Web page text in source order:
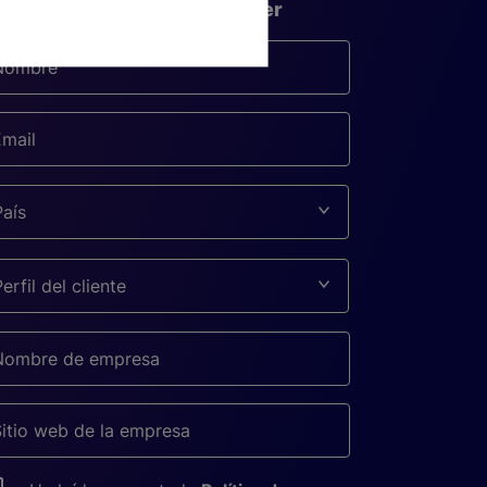
a nuestra newsletter
del cliente